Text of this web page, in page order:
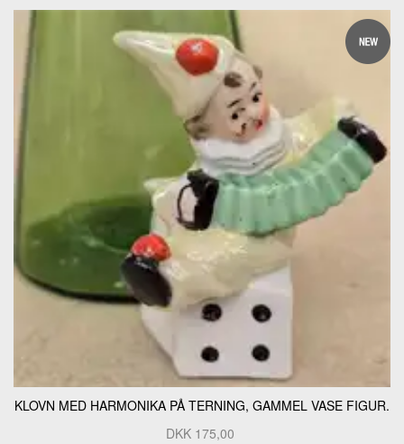
KLOVN MED HARMONIKA PÅ TERNING, GAMMEL VASE FIGUR.
DKK 175,00